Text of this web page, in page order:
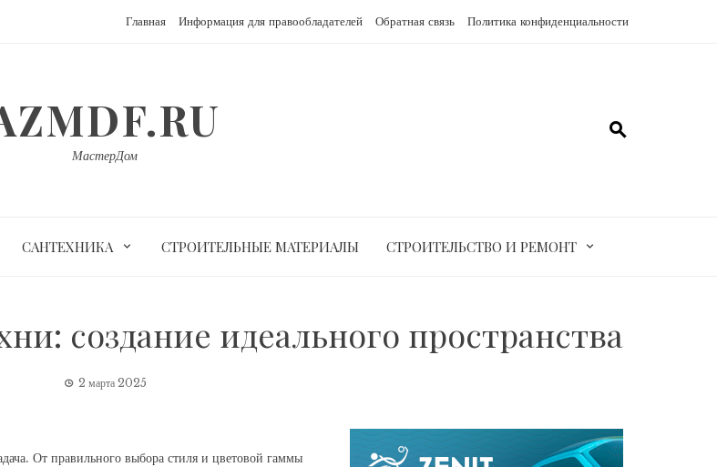
Главная Информация для правообладателей Обратная связь Политика конфиденциальности
МастерДом
САНТЕХНИКА СТРОИТЕЛЬНЫЕ МАТЕРИАЛЫ СТРОИТЕЛЬСТВО И РЕМОНТ
создание идеального пространства
2 марта 2025
От правильного выбора стиля и цветовой гаммы